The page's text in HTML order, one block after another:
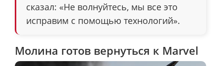
сказал: «Не волнуйтесь, мы все это
исправим с помощью технологий».
Молина готов вернуться к Marvel